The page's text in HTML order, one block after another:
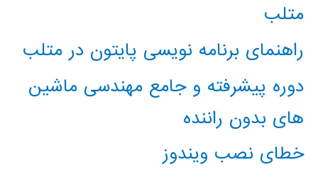
متلب
راهنمای برنامه نویسی پایتون در متلب
دوره پیشرفته و جامع مهندسی ماشین
های بدون راننده
خطای نصب ویندوز